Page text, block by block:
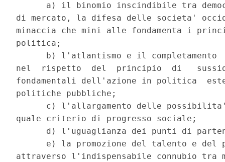
a) il binomio inscindibile tra
di mercato, la difesa delle societa'
minaccia che mini alle fondamenta i
politica;
b) l'atlantismo e il completamento
nel  rispetto  del  principio  di
fondamentali dell'azione in politica
politiche pubbliche;
c) l'allargamento delle
quale criterio di progresso sociale;
d) l'uguaglianza dei punti di
e) la promozione del talento e del
attraverso l'indispensabile connubio